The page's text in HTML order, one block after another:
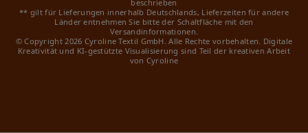
beschrieben
** gilt für Lieferungen innerhalb Deutschlands, Lieferzeiten für andere
Länder entnehmen Sie bitte der Schaltfläche mit den
Versandinformationen.
© Copyright 2026 Cyroline Textil GmbH. Alle Rechte vorbehalten. Digitale
Kreativität und KI-gestützte Visualisierung sind Teil der kreativen Arbeit
von Cyroline